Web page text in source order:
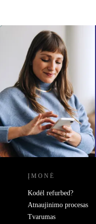
446,83 €
REFURBED
ĮMONĖ
Kodėl refurbed?
Atnaujinimo procesas
Tvarumas